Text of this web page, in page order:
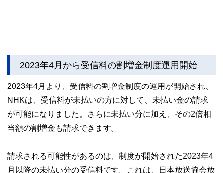
2023年4月から受信料の割増金制度運用開始
2023年4月より、受信料の割増金制度の運用が開始され、
NHKは、受信料が未払いの方に対して、未払い金の請求
が可能になりました。さらに未払い分に加え、その2倍相
当額の割増金も請求できます。
請求される可能性があるのは、制度が開始された2023年4
月以降の未払い分の受信料です。これは、日本放送協会放